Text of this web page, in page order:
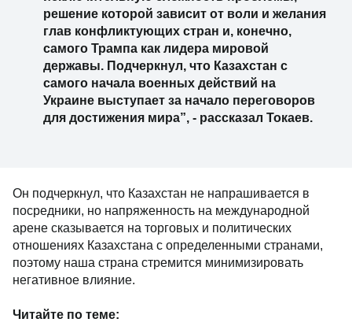
решение которой зависит от воли и желания
глав конфликтующих стран и, конечно,
самого Трампа как лидера мировой
державы. Подчеркнул, что Казахстан с
самого начала военных действий на
Украине выступает за начало переговоров
для достижения мира”, - рассказал Токаев.
Он подчеркнул, что Казахстан не напрашивается в
посредники, но напряженность на международной
арене сказывается на торговых и политических
отношениях Казахстана с определенными странами,
поэтому наша страна стремится минимизировать
негативное влияние.
Читайте по теме: